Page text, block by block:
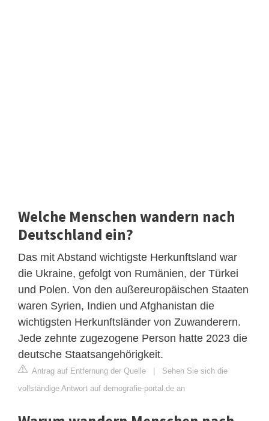
Welche Menschen wandern nach
Deutschland ein?
Das mit Abstand wichtigste Herkunftsland war
die Ukraine, gefolgt von Rumänien, der Türkei
und Polen. Von den außereuropäischen Staaten
waren Syrien, Indien und Afghanistan die
wichtigsten Herkunftsländer von Zuwanderern.
Jede zehnte zugezogene Person hatte 2023 die
deutsche Staatsangehörigkeit.
Antrag auf Entfernung der Quelle
Sehen Sie sich die
vollständige Antwort auf demografie-portal.de an